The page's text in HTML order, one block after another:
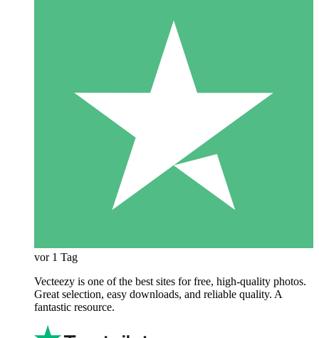
vor 1 Tag
Vecteezy is one of the best sites for free, high‑quality photos.
Great selection, easy downloads, and reliable quality. A
fantastic resource.